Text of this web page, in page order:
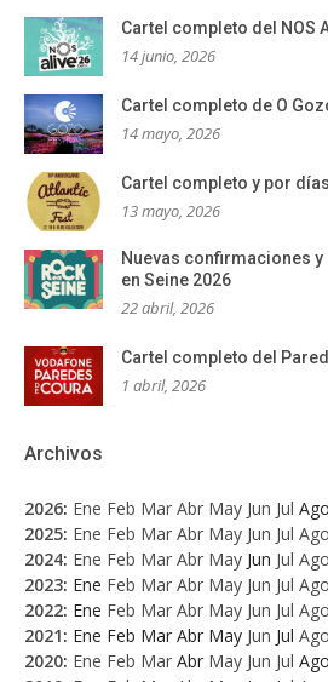
Cartel completo del NOS
14 junio, 2026
Cartel completo de O
14 mayo, 2026
Cartel completo y por
13 mayo, 2026
Nuevas confirmaciones
en Seine 2026
22 abril, 2026
Cartel completo del
1 abril, 2026
Archivos
2026: Ene Feb Mar Abr May Jun Jul Ago
2025: Ene Feb Mar Abr May Jun Jul Ago
2024: Ene Feb Mar Abr May Jun Jul Ago
2023: Ene Feb Mar Abr May Jun Jul Ago
2022: Ene Feb Mar Abr May Jun Jul Ago
2021: Ene Feb Mar Abr May Jun Jul Ago
2020: Ene Feb Mar Abr May Jun Jul Ago